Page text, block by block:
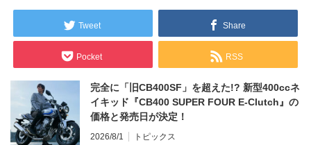
Tweet Share
Pocket RSS
完全に「旧CB400SF」を超えた!? 新型400ccネ
イキッド『CB400 SUPER FOUR E-Clutch』の
価格と発売日が決定！
2026/8/1 トピックス